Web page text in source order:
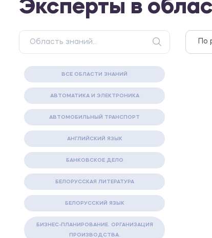
Эксперты в
ВСЕ ОБЛАСТИ ЗНАНИЙ
АВТОМАТИКА И ЭЛЕКТРОНИКА
АВТОМОБИЛЬНЫЙ ТРАНСПОРТ
АНГЛИЙСКИЙ ЯЗЫК
БАНКОВСКОЕ ДЕЛО
БЕЛОРУССКАЯ ЛИТЕРАТУРА
БЕЛОРУССКИЙ ЯЗЫК
БИЗНЕС-ПЛАНИРОВАНИЕ. ОРГАНИЗАЦИЯ
ПРОИЗВОДСТВА.